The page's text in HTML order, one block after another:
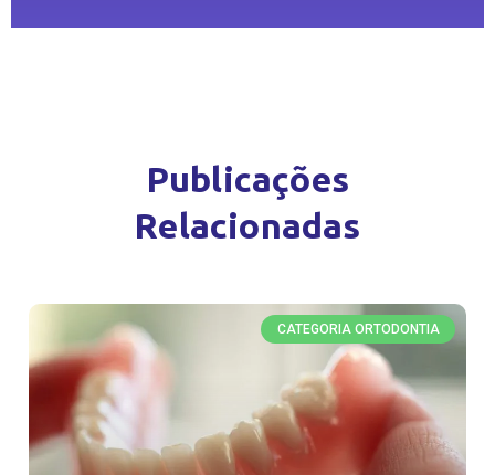
Publicações
Relacionadas
CATEGORIA ORTODONTIA